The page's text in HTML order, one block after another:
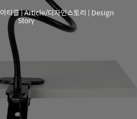
아티클 | Article/디자인스토리 | Design
Story